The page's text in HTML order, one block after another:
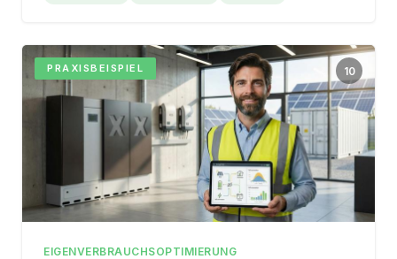
PRAXISBEISPIEL 10
EIGENVERBRAUCHSOPTIMIERUNG